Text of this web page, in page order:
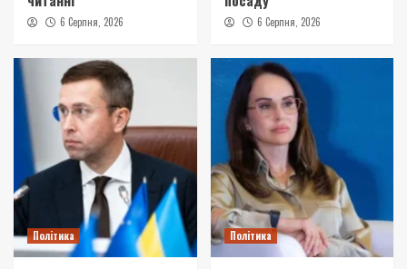
6 Серпня, 2026 6 Серпня, 2026
Політика Політика